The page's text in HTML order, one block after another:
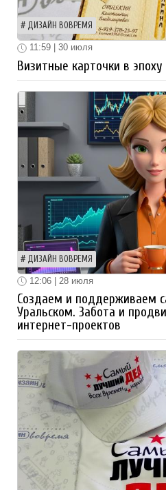
ДИЗАЙН ВОВРЕМЯ
11:59 | 30 июля
Визитные карточки в
ДИЗАЙН ВОВРЕМЯ
12:06 | 28 июля
Создаем и поддерживаем
Уральском. Забота и
интернет-проектов